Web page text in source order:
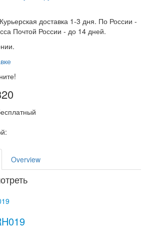
доставка 1-3 дня. По России -
Почтой России - до 14 дней.
Overview